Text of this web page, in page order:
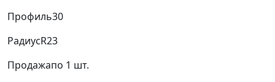
Профиль30
РадиусR23
Продажапо 1 шт.